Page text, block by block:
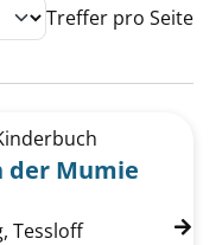
Treffer pro Seite
21.; Der Fluch der
der Mumie
Verfasser
Tessloff